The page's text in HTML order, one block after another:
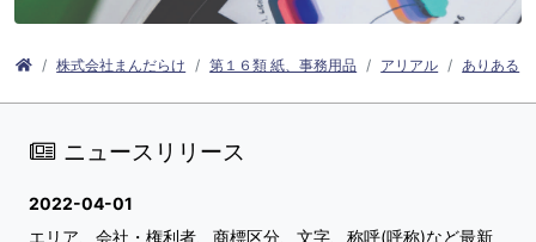
株式会社まんだらけ 第１６類 紙、事務用品 アリアル ありある
ニュースリリース
2022-04-01
エリア、会社・権利者、商標区分、文字、称呼(呼称)など最新